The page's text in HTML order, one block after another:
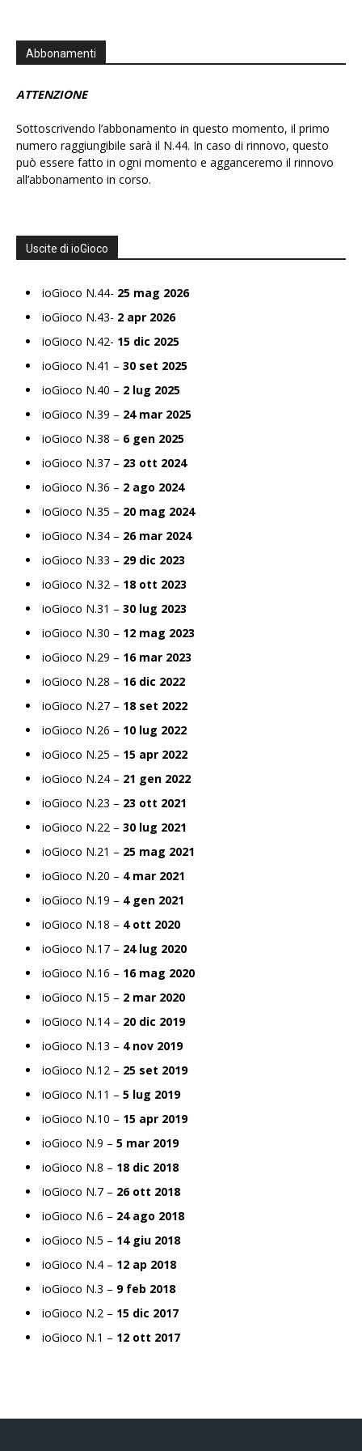
Abbonamenti
ATTENZIONE
Sottoscrivendo l’abbonamento in questo momento, il primo
numero raggiungibile sarà il N.44. In caso di rinnovo, questo
può essere fatto in ogni momento e agganceremo il rinnovo
all’abbonamento in corso.
Uscite di ioGioco
ioGioco N.44- 25 mag 2026
ioGioco N.43- 2 apr 2026
ioGioco N.42- 15 dic 2025
ioGioco N.41 – 30 set 2025
ioGioco N.40 – 2 lug 2025
ioGioco N.39 – 24 mar 2025
ioGioco N.38 – 6 gen 2025
ioGioco N.37 – 23 ott 2024
ioGioco N.36 – 2 ago 2024
ioGioco N.35 – 20 mag 2024
ioGioco N.34 – 26 mar 2024
ioGioco N.33 – 29 dic 2023
ioGioco N.32 – 18 ott 2023
ioGioco N.31 – 30 lug 2023
ioGioco N.30 – 12 mag 2023
ioGioco N.29 – 16 mar 2023
ioGioco N.28 – 16 dic 2022
ioGioco N.27 – 18 set 2022
ioGioco N.26 – 10 lug 2022
ioGioco N.25 – 15 apr 2022
ioGioco N.24 – 21 gen 2022
ioGioco N.23 – 23 ott 2021
ioGioco N.22 – 30 lug 2021
ioGioco N.21 – 25 mag 2021
ioGioco N.20 – 4 mar 2021
ioGioco N.19 – 4 gen 2021
ioGioco N.18 – 4 ott 2020
ioGioco N.17 – 24 lug 2020
ioGioco N.16 – 16 mag 2020
ioGioco N.15 – 2 mar 2020
ioGioco N.14 – 20 dic 2019
ioGioco N.13 – 4 nov 2019
ioGioco N.12 – 25 set 2019
ioGioco N.11 – 5 lug 2019
ioGioco N.10 – 15 apr 2019
ioGioco N.9 – 5 mar 2019
ioGioco N.8 – 18 dic 2018
ioGioco N.7 – 26 ott 2018
ioGioco N.6 – 24 ago 2018
ioGioco N.5 – 14 giu 2018
ioGioco N.4 – 12 ap 2018
ioGioco N.3 – 9 feb 2018
ioGioco N.2 – 15 dic 2017
ioGioco N.1 – 12 ott 2017